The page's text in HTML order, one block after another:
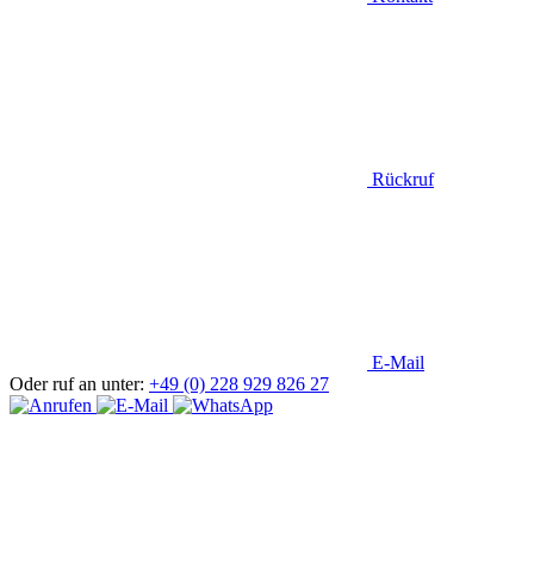
Rückruf
E-Mail
Oder ruf an unter: +49 (0) 228 929 826 27